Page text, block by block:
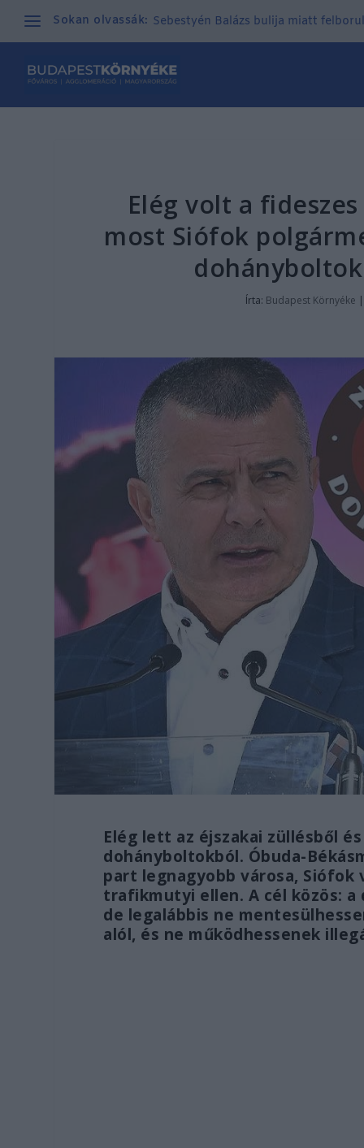
Sokan olvassák: Sebestyén Balázs bulija miatt
Elég volt a
most Siófok
Írta: Budapest Környéke |
Elég lett az éjszakai züllésből
dohányboltokból. Óbuda-
part legnagyobb városa,
trafikmutyi ellen. A cél közös:
de legalábbis ne
alól, és ne működhessenek